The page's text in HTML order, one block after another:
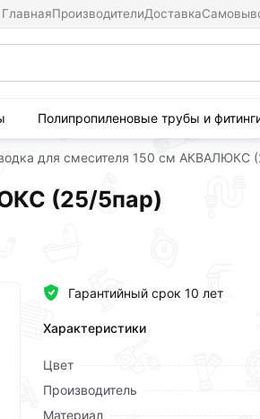
ГлавнаяПроизводителиДоставка
Полипропиленовые трубы и
для смесителя 150 см АКВАЛЮКС
(25/5пар)
Гарантийный срок 10 лет
Характеристики
Цвет
Производитель
Материал